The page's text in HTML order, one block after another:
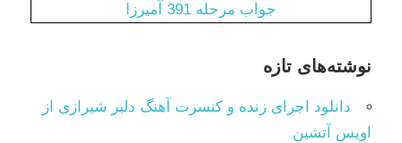
جواب مرحله 391 آمیرزا
نوشته‌های تازه
دانلود اجرای زنده و کنسرت آهنگ دلبر شیرازی از
اویس آتشین